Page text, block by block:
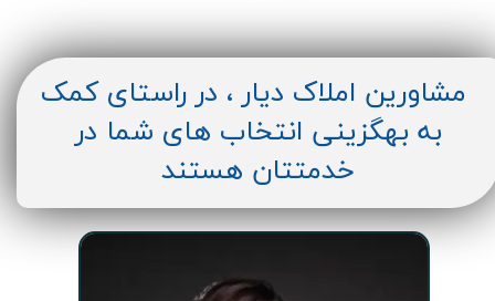
مشاورین املاک دیار ، در راستای کمک
به بهگزینی انتخاب های شما در
خدمتتان هستند